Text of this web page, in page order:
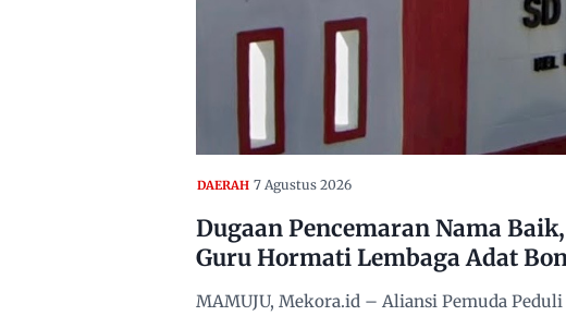
DAERAH 7 Agustus 2026
Dugaan Pencemaran Nama
Guru Hormati Lembaga Adat
MAMUJU, Mekora.id – Aliansi Pemuda